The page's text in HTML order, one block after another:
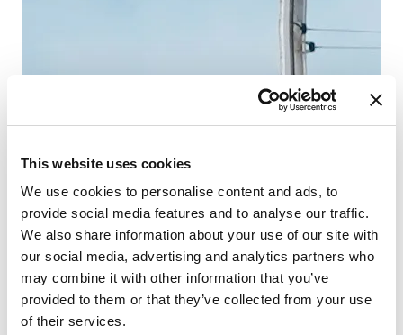
This website uses cookies
We use cookies to personalise content and ads, to
provide social media features and to analyse our traffic.
We also share information about your use of our site with
our social media, advertising and analytics partners who
may combine it with other information that you’ve
provided to them or that they’ve collected from your use
of their services.